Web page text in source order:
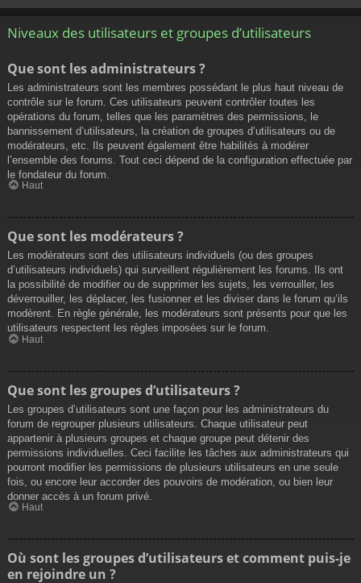
Niveaux des utilisateurs et groupes d’utilisateurs
Que sont les administrateurs ?
Les administrateurs sont les membres possédant le plus haut niveau de
contrôle sur le forum. Ces utilisateurs peuvent contrôler toutes les
opérations du forum, telles que les paramètres des permissions, le
bannissement d’utilisateurs, la création de groupes d’utilisateurs ou de
modérateurs, etc. Ils peuvent également être habilités à modérer
l’ensemble des forums. Tout ceci dépend de la configuration effectuée par
le fondateur du forum.
Haut
Que sont les modérateurs ?
Les modérateurs sont des utilisateurs individuels (ou des groupes
d’utilisateurs individuels) qui surveillent régulièrement les forums. Ils ont
la possibilité de modifier ou de supprimer les sujets, les verrouiller, les
déverrouiller, les déplacer, les fusionner et les diviser dans le forum qu’ils
modèrent. En règle générale, les modérateurs sont présents pour que les
utilisateurs respectent les règles imposées sur le forum.
Haut
Que sont les groupes d’utilisateurs ?
Les groupes d’utilisateurs sont une façon pour les administrateurs du
forum de regrouper plusieurs utilisateurs. Chaque utilisateur peut
appartenir à plusieurs groupes et chaque groupe peut détenir des
permissions individuelles. Ceci facilite les tâches aux administrateurs qui
pourront modifier les permissions de plusieurs utilisateurs en une seule
fois, ou encore leur accorder des pouvoirs de modération, ou bien leur
donner accès à un forum privé.
Haut
Où sont les groupes d’utilisateurs et comment puis-je
en rejoindre un ?